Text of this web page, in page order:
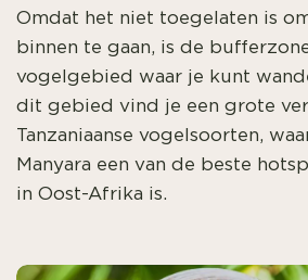
Omdat het niet toegelaten is
binnen te gaan, is de
vogelgebied waar je kunt
dit gebied vind je een grote
Tanzaniaanse vogelsoorten,
Manyara een van de beste
in Oost-Afrika is.